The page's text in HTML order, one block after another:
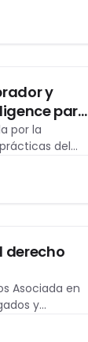
y
para
por la
del
derecho
Asociada en
y